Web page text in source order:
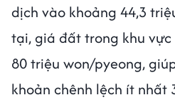
dịch vào khoảng 44,3
tại, giá đất trong khu
80 triệu won/pyeong,
khoản chênh lệch ít nhất